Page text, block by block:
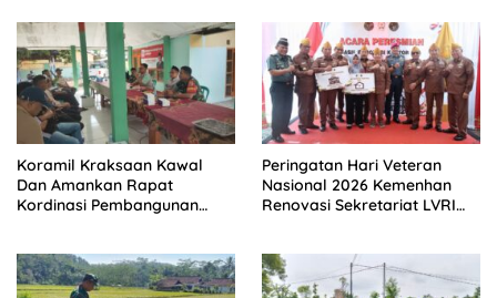
Koramil Kraksaan Kawal
Dan Amankan Rapat
Kordinasi Pembangunan
Peringatan Hari Veteran
Nasional 2026 Kemenhan
Renovasi Sekretariat LVRI